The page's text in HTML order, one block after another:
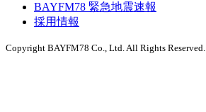
BAYFM78 緊急地震速報
採用情報
Copyright BAYFM78 Co., Ltd. All Rights Reserved.